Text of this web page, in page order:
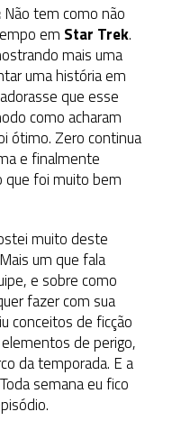
Não tem como não
em Star Trek.
mais uma
uma história em
que esse
como acharam
ótimo. Zero continua
e finalmente
que foi muito bem
muito deste
um que fala
e sobre como
fazer com sua
conceitos de ficção
de perigo,
da temporada. E a
semana eu fico